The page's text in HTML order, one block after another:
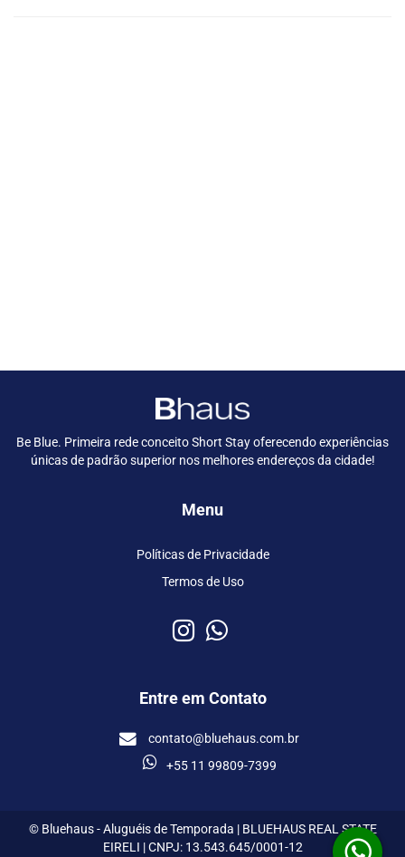
Be Blue. Primeira rede conceito Short Stay oferecendo experiências
únicas de padrão superior nos melhores endereços da cidade!
Menu
Políticas de Privacidade
Termos de Uso
Entre em Contato
contato@bluehaus.com.br
+55 11 99809-7399
© Bluehaus - Aluguéis de Temporada | BLUEHAUS REAL STATE
EIRELI | CNPJ: 13.543.645/0001-12